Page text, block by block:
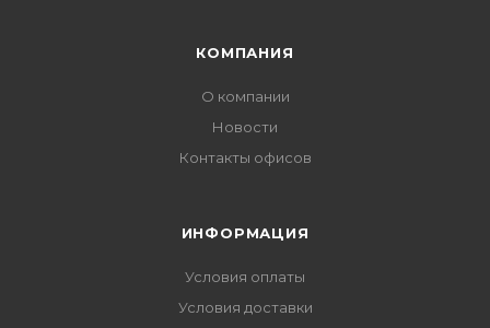
КОМПАНИЯ
О компании
Новости
Контакты офисов
ИНФОРМАЦИЯ
Условия оплаты
Условия доставки